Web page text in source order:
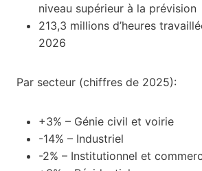
niveau supérieur à la prévision
213,3 millions d’heures
2026
Par secteur (chiffres de 2025):
+3% – Génie civil et voirie
-14% – Industriel
-2% – Institutionnel et